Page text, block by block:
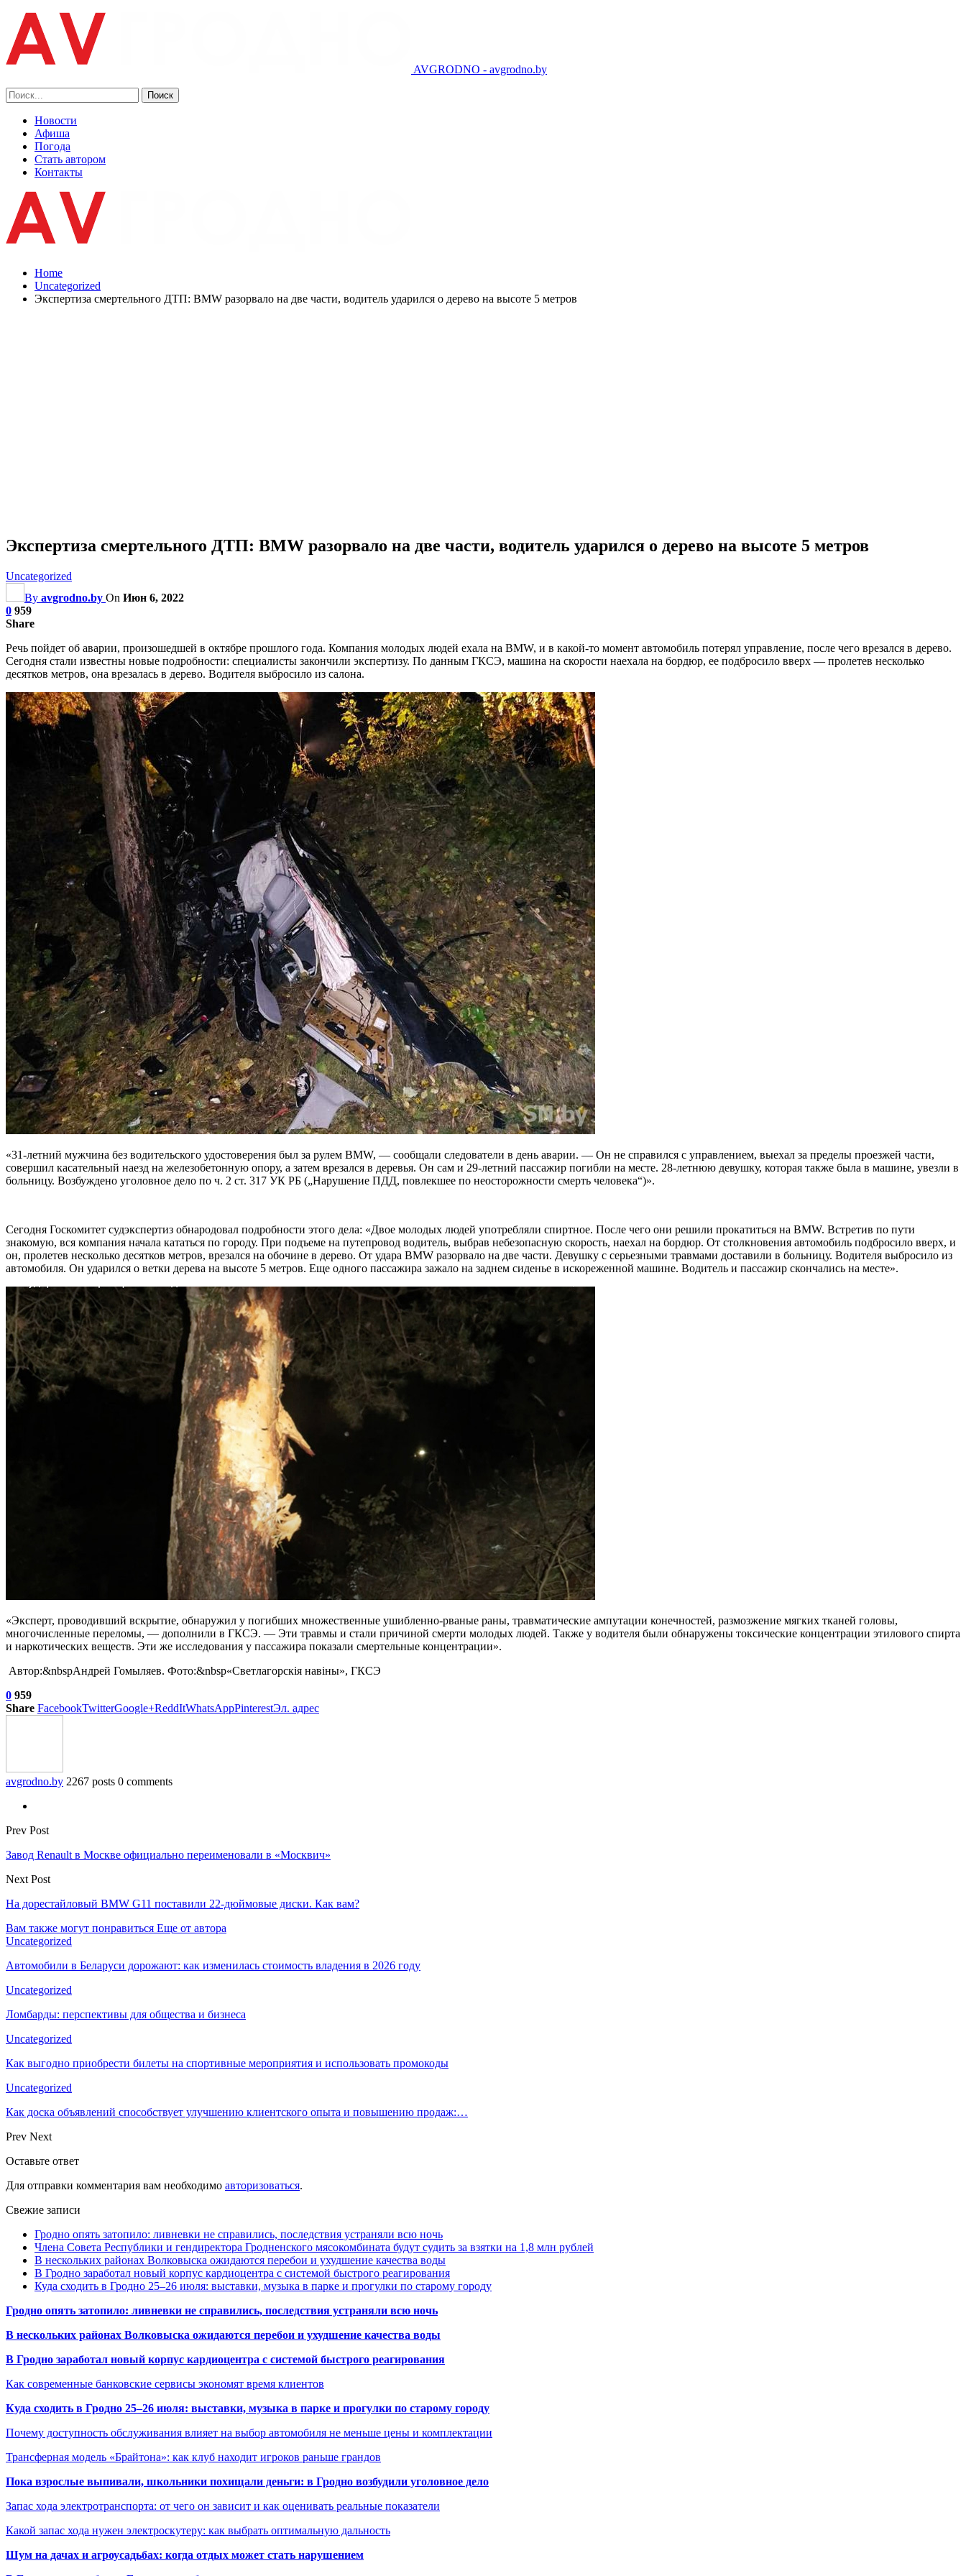
AVGRODNO - avgrodno.by
Новости
Афиша
Погода
Стать автором
Контакты
Home
Uncategorized
Экспертиза смертельного ДТП: BMW разорвало на две части, водитель ударился о дерево на высоте 5 метров
Экспертиза смертельного ДТП: BMW разорвало на две части, водитель ударился о дерево на высоте 5 метров
Uncategorized
By avgrodno.by On Июн 6, 2022
0 959
Share
Речь пойдет об аварии, произошедшей в октябре прошлого года. Компания молодых людей ехала на BMW, и в какой-то момент автомобиль потерял управление, после чего врезался в дерево.
Сегодня стали известны новые подробности: специалисты закончили экспертизу. По данным ГКСЭ, машина на скорости наехала на бордюр, ее подбросило вверх — пролетев несколько
десятков метров, она врезалась в дерево. Водителя выбросило из салона.
«31-летний мужчина без водительского удостоверения был за рулем BMW, — сообщали следователи в день аварии. — Он не справился с управлением, выехал за пределы проезжей части,
совершил касательный наезд на железобетонную опору, а затем врезался в деревья. Он сам и 29-летний пассажир погибли на месте. 28-летнюю девушку, которая также была в машине, увезли в
больницу. Возбуждено уголовное дело по ч. 2 ст. 317 УК РБ („Нарушение ПДД, повлекшее по неосторожности смерть человека“)».
Сегодня Госкомитет судэкспертиз обнародовал подробности этого дела: «Двое молодых людей употребляли спиртное. После чего они решили прокатиться на BMW. Встретив по пути
знакомую, вся компания начала кататься по городу. При подъеме на путепровод водитель, выбрав небезопасную скорость, наехал на бордюр. От столкновения автомобиль подбросило вверх, и
он, пролетев несколько десятков метров, врезался на обочине в дерево. От удара BMW разорвало на две части. Девушку с серьезными травмами доставили в больницу. Водителя выбросило из
автомобиля. Он ударился о ветки дерева на высоте 5 метров. Еще одного пассажира зажало на заднем сиденье в искореженной машине. Водитель и пассажир скончались на месте».
«Эксперт, проводивший вскрытие, обнаружил у погибших множественные ушибленно-рваные раны, травматические ампутации конечностей, размозжение мягких тканей головы,
многочисленные переломы, — дополнили в ГКСЭ. — Эти травмы и стали причиной смерти молодых людей. Также у водителя были обнаружены токсические концентрации этилового спирта
и наркотических веществ. Эти же исследования у пассажира показали смертельные концентрации».
Автор:&nbspАндрей Гомыляев. Фото:&nbsp«Светлагорскія навіны», ГКСЭ
0 959
Share FacebookTwitterGoogle+ReddItWhatsAppPinterestЭл. адрес
avgrodno.by 2267 posts 0 comments
Prev Post
Завод Renault в Москве официально переименовали в «Москвич»
Next Post
На дорестайловый BMW G11 поставили 22-дюймовые диски. Как вам?
Вам также могут понравиться Еще от автора
Uncategorized
Автомобили в Беларуси дорожают: как изменилась стоимость владения в 2026 году
Uncategorized
Ломбарды: перспективы для общества и бизнеса
Uncategorized
Как выгодно приобрести билеты на спортивные мероприятия и использовать промокоды
Uncategorized
Как доска объявлений способствует улучшению клиентского опыта и повышению продаж:…
Prev Next
Оставьте ответ
Для отправки комментария вам необходимо авторизоваться.
Свежие записи
Гродно опять затопило: ливневки не справились, последствия устраняли всю ночь
Члена Совета Республики и гендиректора Гродненского мясокомбината будут судить за взятки на 1,8 млн рублей
В нескольких районах Волковыска ожидаются перебои и ухудшение качества воды
В Гродно заработал новый корпус кардиоцентра с системой быстрого реагирования
Куда сходить в Гродно 25–26 июля: выставки, музыка в парке и прогулки по старому городу
Гродно опять затопило: ливневки не справились, последствия устраняли всю ночь
В нескольких районах Волковыска ожидаются перебои и ухудшение качества воды
В Гродно заработал новый корпус кардиоцентра с системой быстрого реагирования
Как современные банковские сервисы экономят время клиентов
Куда сходить в Гродно 25–26 июля: выставки, музыка в парке и прогулки по старому городу
Почему доступность обслуживания влияет на выбор автомобиля не меньше цены и комплектации
Трансферная модель «Брайтона»: как клуб находит игроков раньше грандов
Пока взрослые выпивали, школьники похищали деньги: в Гродно возбудили уголовное дело
Запас хода электротранспорта: от чего он зависит и как оценивать реальные показатели
Какой запас хода нужен электроскутеру: как выбрать оптимальную дальность
Шум на дачах и агроусадьбах: когда отдых может стать нарушением